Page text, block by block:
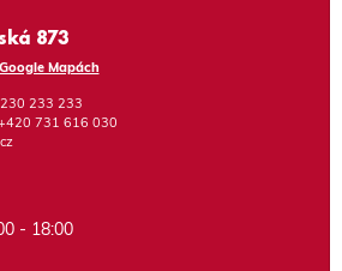
873
Mapách
233 233
731 616 030
- 18:00